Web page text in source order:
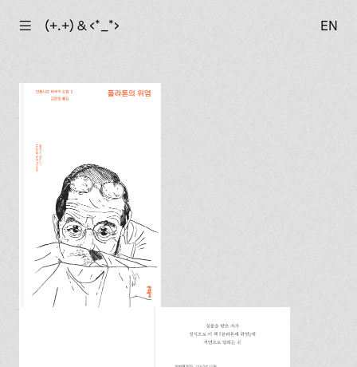
☰ (+.+) & ‹*_*› EN